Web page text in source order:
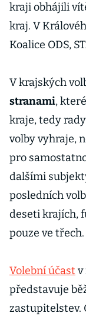
kraji obhájili
kraj. V
Koalice ODS,
V krajských
stranami,
kraje, tedy
volby vyhraje,
pro
dalšími
posledních
deseti krajích,
pouze ve třech.
Volební účast v
představuje
zastupitelstev.